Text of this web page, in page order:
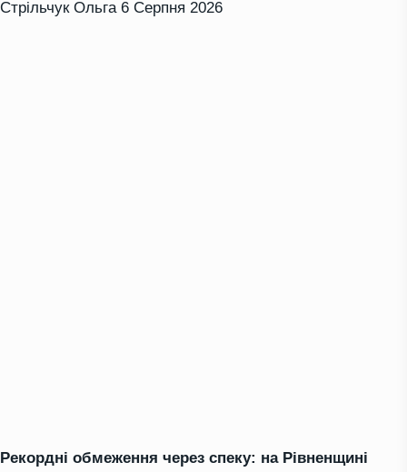
Стрільчук Ольга 6 Серпня 2026
Рекордні обмеження через спеку: на Рівненщині